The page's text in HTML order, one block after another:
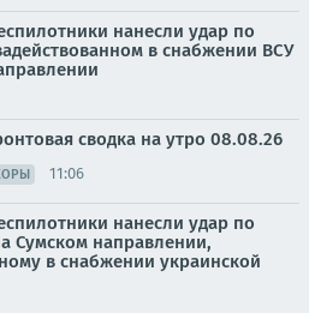
нанесли удар по
в снабжении ВСУ
сводка на утро 08.08.26
11:06
нанесли удар по
Сумском направлении,
в снабжении украинской